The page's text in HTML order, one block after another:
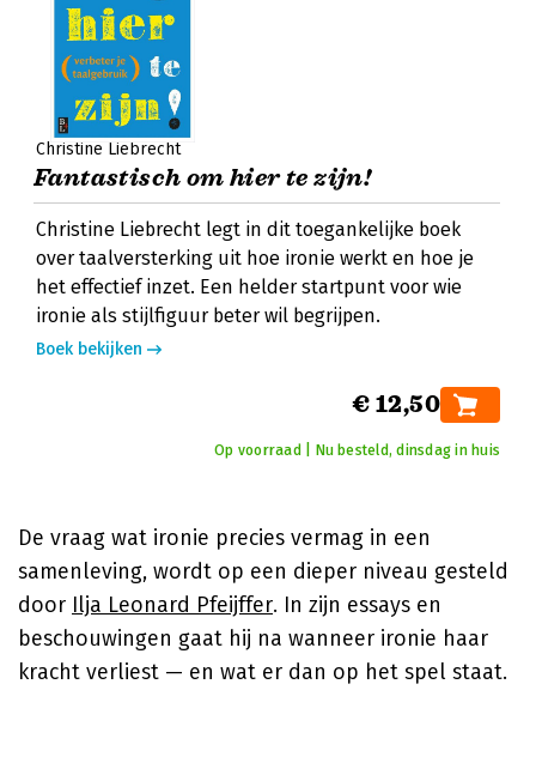
Christine Liebrecht
Fantastisch om hier te zijn!
Christine Liebrecht legt in dit toegankelijke boek
over taalversterking uit hoe ironie werkt en hoe je
het effectief inzet. Een helder startpunt voor wie
ironie als stijlfiguur beter wil begrijpen.
Boek bekijken
€ 12,50
Op voorraad | Nu besteld, dinsdag in huis
De vraag wat ironie precies vermag in een
samenleving, wordt op een dieper niveau gesteld
door Ilja Leonard Pfeijffer. In zijn essays en
beschouwingen gaat hij na wanneer ironie haar
kracht verliest — en wat er dan op het spel staat.